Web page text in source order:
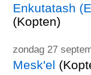
Enkutatash
(Kopten)
zondag 27
Mesk'el